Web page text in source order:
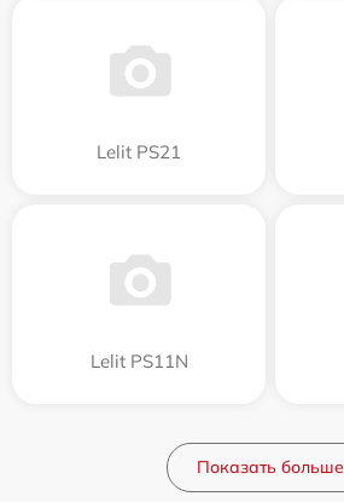
Lelit PS21
Lelit PS11N
Показать больше